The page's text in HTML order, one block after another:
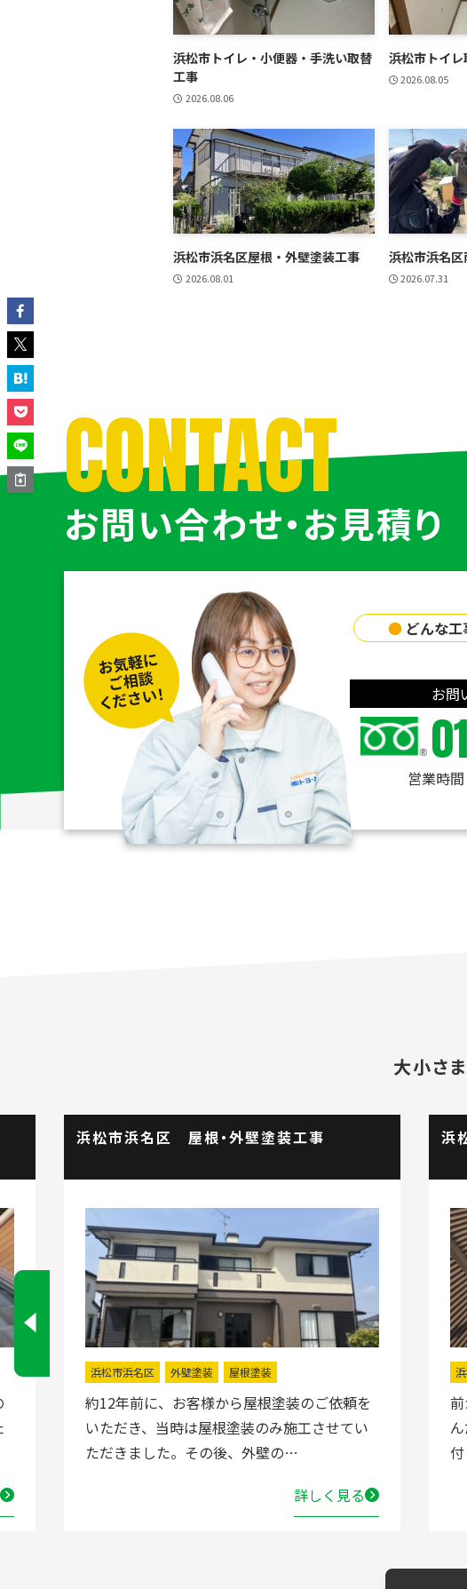
浜松市トイレ・小便器・手洗い取替
工事
2026.08.06
浜松市トイ
2026.08.05
浜松市浜名区屋根・外壁塗装工事
2026.08.01
浜松市浜名
2026.07.31
CONTACT
お問い合わせ・お見積り
● どんな
お問
営業時
大小さ
浜松市浜名区 屋根・外壁塗装工事
浜松市浜名区 外壁塗装 屋根塗装
約12年前に、お客様から屋根塗装のご依頼を
いただき、当時は屋根塗装のみ施工させてい
ただきました。その後、外壁の…
詳しく見る
浜